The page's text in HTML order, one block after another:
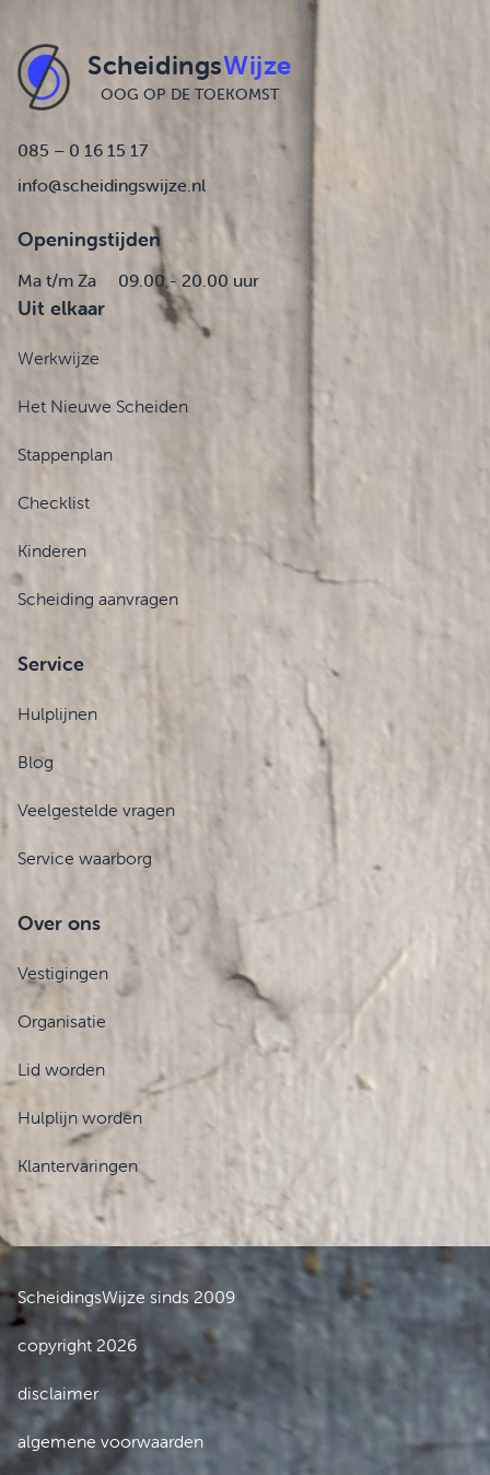
ScheidingsWijze
OOG OP DE TOEKOMST
085 – 0 16 15 17
info@scheidingswijze.nl
Openingstijden
Ma t/m Za 09.00 - 20.00 uur
Uit elkaar
Werkwijze
Het Nieuwe Scheiden
Stappenplan
Checklist
Kinderen
Scheiding aanvragen
Service
Hulplijnen
Blog
Veelgestelde vragen
Service waarborg
Over ons
Vestigingen
Organisatie
Lid worden
Hulplijn worden
Klantervaringen
ScheidingsWijze sinds 2009
copyright 2026
disclaimer
algemene voorwaarden